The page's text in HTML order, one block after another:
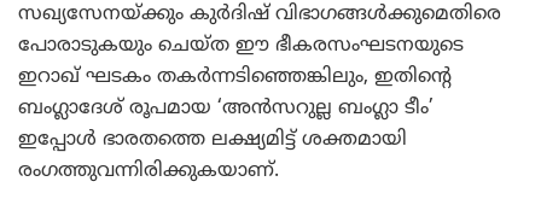
സഖ്യസേനയ്ക്കും കുർദിഷ് വിഭാഗങ്ങൾക്കുമെതിരെ
പോരാടുകയും ചെയ്ത ഈ ഭീകരസംഘടനയുടെ
ഇറാഖ് ഘടകം തകർന്നടിഞ്ഞെങ്കിലും, ഇതിന്റെ
ബംഗ്ലാദേശ് രൂപമായ ‘അൻസറുല്ല ബംഗ്ലാ ടീം’
ഇപ്പോൾ ഭാരതത്തെ ലക്ഷ്യമിട്ട് ശക്തമായി
രംഗത്തുവന്നിരിക്കുകയാണ്.